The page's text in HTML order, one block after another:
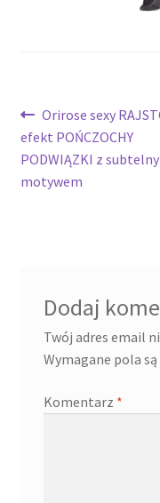
Nawigacja
wpisu
Poprzedni
wpis:
Orirose sexy
efekt POŃCZOCHY
PODWIĄZKI z
motywem
Dodaj
Twój adres email
Wymagane pola
Komentarz *